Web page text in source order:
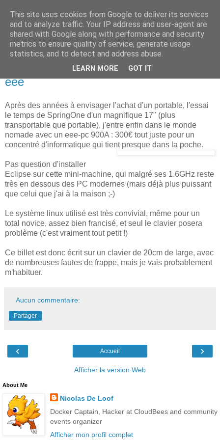
new Blog( perso );
Yet another Java blog, comme on dit
eee
Après des années à envisager l'achat d'un portable, l'essai
le temps de SpringOne d'un magnifique 17" (plus
transportable que portable), j'entre enfin dans le monde
nomade avec un eee-pc 900A : 300€ tout juste pour un
concentré d'informatique qui tient presque dans la poche.
Pas question d'installer
Eclipse sur cette mini-machine, qui malgré ses 1.6GHz reste
très en dessous des PC modernes (mais déjà plus puissant
que celui que j'ai à la maison ;-)
Le système linux utilisé est très convivial, même pour un
total novice, assez bien francisé, et seul le clavier posera
problème (c'est vraiment tout petit !)
Ce billet est donc écrit sur un clavier de 20cm de large, avec
de nombreuses fautes de frappe, mais je vais probablement
m'habituer.
Aucun commentaire:
Partager
‹ ›
Accueil
Afficher la version Web
About Me
Nicolas De Loof
Docker Captain, Hacker at CloudBees and community
events organizer
Afficher mon profil complet
This site uses cookies from Google to deliver its services
and to analyze traffic. Your IP address and user-agent are
shared with Google along with performance and security
metrics to ensure quality of service, generate usage
statistics, and to detect and address abuse.
LEARN MORE GOT IT